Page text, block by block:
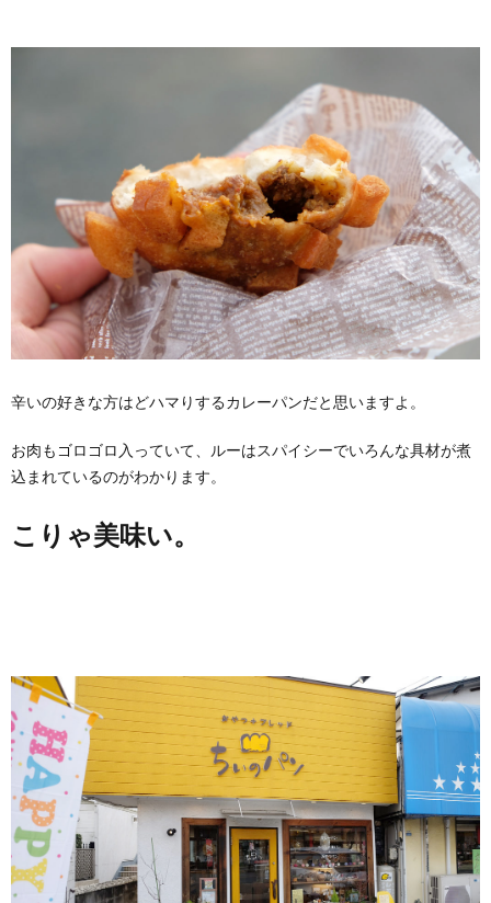
辛いの好きな方はどハマりするカレーパンだと思いますよ。
お肉もゴロゴロ入っていて、ルーはスパイシーでいろんな具材が煮
込まれているのがわかります。
こりゃ美味い。